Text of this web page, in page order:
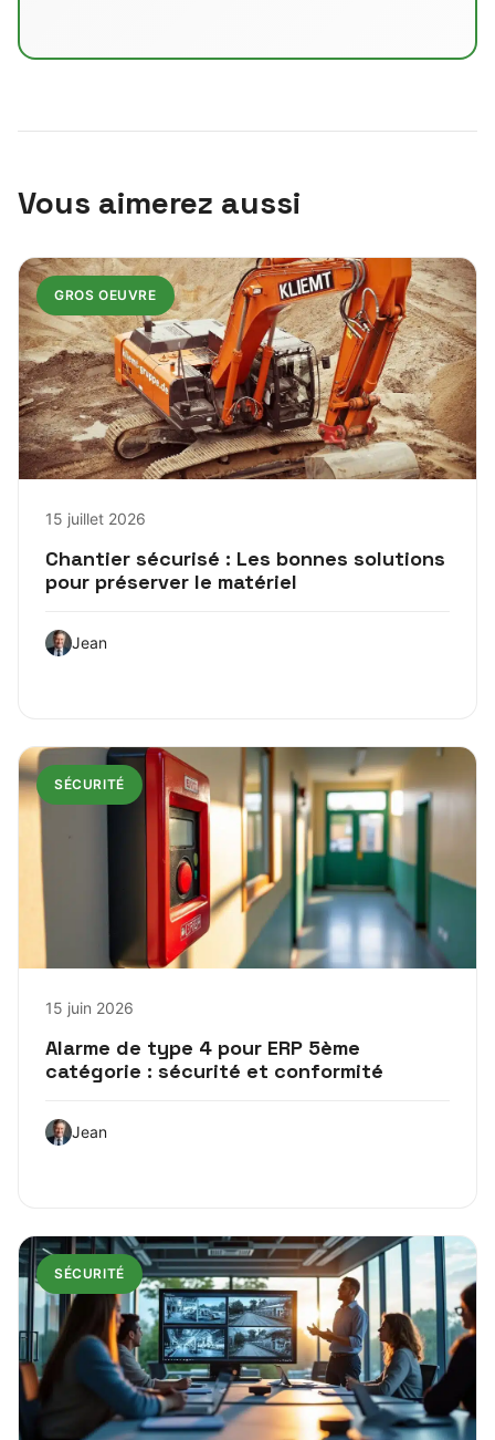
Vous aimerez aussi
GROS OEUVRE
15 juillet 2026
Chantier sécurisé : Les bonnes solutions
pour préserver le matériel
Jean
SÉCURITÉ
15 juin 2026
Alarme de type 4 pour ERP 5ème
catégorie : sécurité et conformité
Jean
SÉCURITÉ